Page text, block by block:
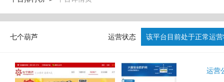
七个葫芦 运营状态 该平台目前处于正常运
运营